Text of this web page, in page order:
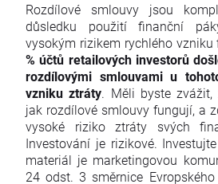
Rozdílové smlouvy jsou
důsledku použití finanční
vysokým rizikem rychlého vzniku
% účtů retailových investorů
rozdílovými smlouvami u
vzniku ztráty. Měli byste zvážit,
jak rozdílové smlouvy fungují, a
vysoké riziko ztráty svých
Investování je rizikové.
materiál je marketingovou
24 odst. 3 směrnice